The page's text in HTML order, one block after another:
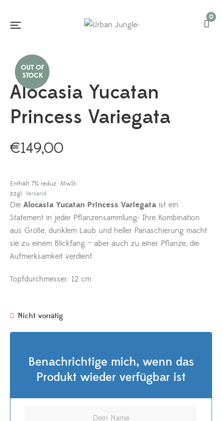
0
Alocasia Yucatan
Princess Variegata
€149,00
Enthält 7% reduz. MwSt.
zzgl. Versand
Die Alocasia Yucatan Princess Variegata ist ein
Statement in jeder Pflanzensammlung- Ihre Kombination
aus Größe, dunklem Laub und heller Panaschierung macht
sie zu einem Blickfang – aber auch zu einer Pflanze, die
Aufmerksamkeit verdient.
Topfdurchmesser: 12 cm
Nicht vorrätig
Benachrichtige mich, wenn das
Produkt wieder verfügbar ist